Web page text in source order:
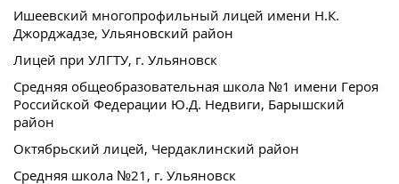
Ишеевский многопрофильный лицей имени Н.К.
Джорджадзе, Ульяновский район
Лицей при УЛГТУ, г. Ульяновск
Средняя общеобразовательная школа №1 имени Героя
Российской Федерации Ю.Д. Недвиги, Барышский
район
Октябрьский лицей, Чердаклинский район
Средняя школа №21, г. Ульяновск